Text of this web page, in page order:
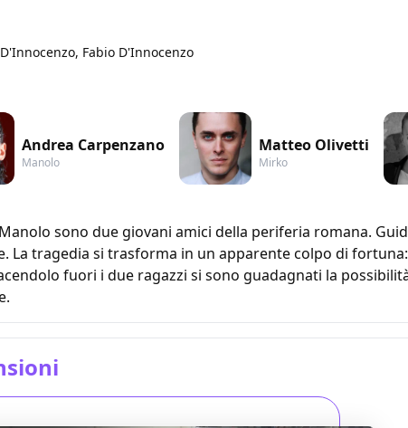
Fabio D'Innocenzo
Andrea Carpenzano
Manolo
Matteo Olivetti
Mirko
sono due giovani amici della periferia romana.
La tragedia si trasforma in un apparente colpo di
fuori i due ragazzi si sono guadagnati la